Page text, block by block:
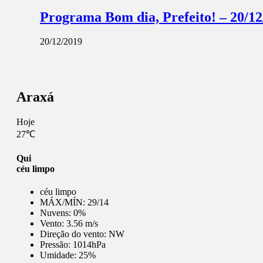
Programa Bom dia, Prefeito! – 20/
20/12/2019
Araxá
Hoje
27℃
Qui
céu limpo
céu limpo
MÁX/MÍN: 29/14
Nuvens: 0%
Vento: 3.56 m/s
Direção do vento: NW
Pressão: 1014hPa
Umidade: 25%